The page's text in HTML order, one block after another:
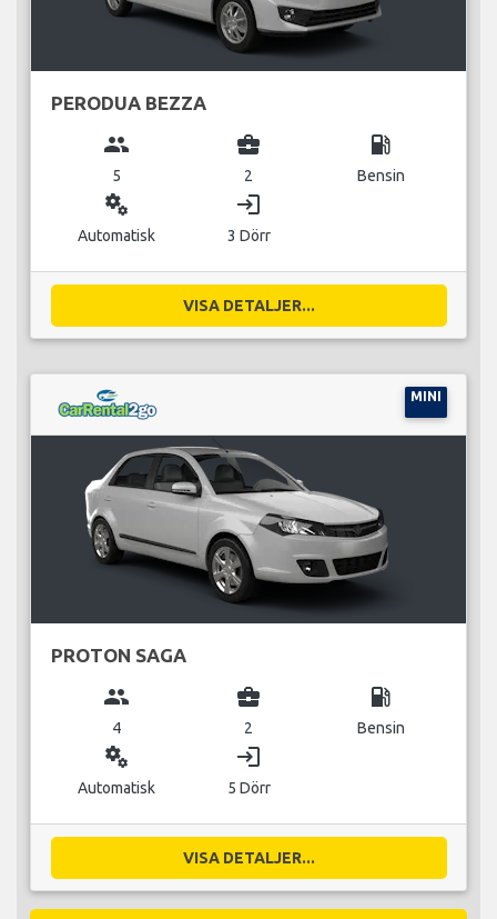
PERODUA BEZZA
group
5
business_center
2
local_gas_station
Bensin
miscellaneous_services
Automatisk
login
3 Dörr
VISA DETALJER...
MINI
PROTON SAGA
group
4
business_center
2
local_gas_station
Bensin
miscellaneous_services
Automatisk
login
5 Dörr
VISA DETALJER...